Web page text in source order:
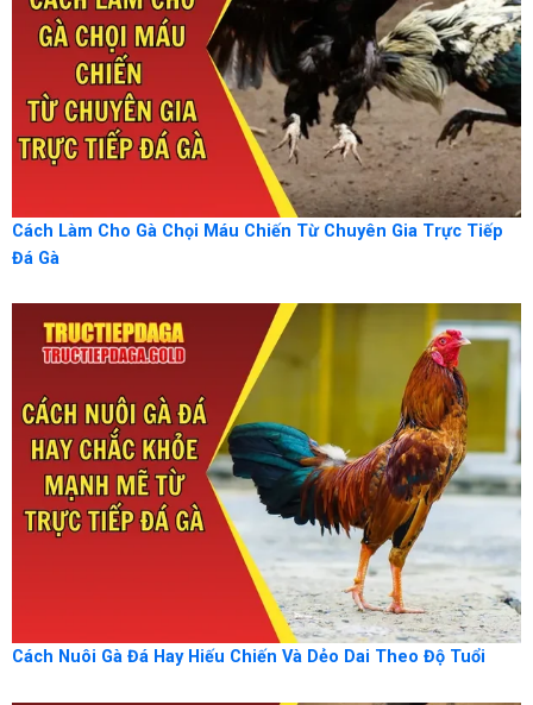
Cách Làm Cho Gà Chọi Máu Chiến Từ Chuyên Gia Trực Tiếp
Đá Gà
Cách Nuôi Gà Đá Hay Hiếu Chiến Và Dẻo Dai Theo Độ Tuổi